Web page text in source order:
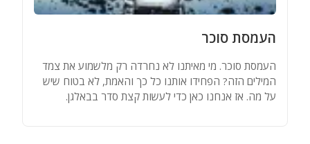
העמסת סוכר
העמסת סוכר. מי מאיתנו לא נחרדה רק מלשמוע את צמד
המילים הזה? הפחידו אותנו כל כך והאמת, לא בטוח שיש
על מה. אז אנחנו כאן כדי לעשות קצת סדר בבאלגן.